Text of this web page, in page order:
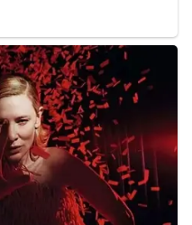
RI yang biasanya
kegiatan dan
adanya deteksi dini ini,
keamanan dapat
situasi di
terjaga aman, tertib,
perayaan HUT
Kedekatan
sambang Door
salah satu bentuk
Presisi yang